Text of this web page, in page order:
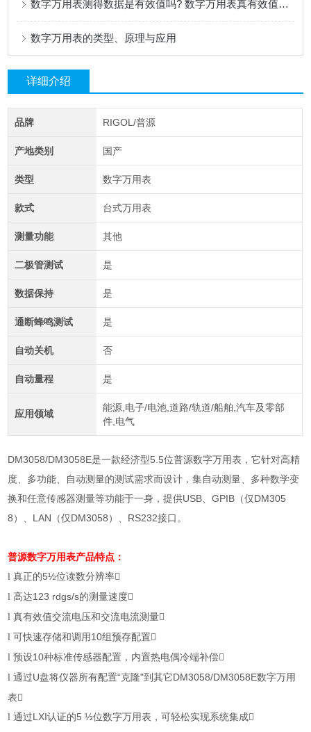
数字万用表测得数据是有效值吗? 数字万用表真有效值是什么意思?
数字万用表的类型、原理与应用
详细介绍
品牌 RIGOL/普源
产地类别 国产
类型 数字万用表
款式 台式万用表
测量功能 其他
二极管测试 是
数据保持 是
通断蜂鸣测试 是
自动关机 否
自动量程 是
应用领域
能源,电子/电池,道路/轨道/船舶,汽车及零部
件,电气
DM3058/DM3058E是一款经济型5.5位普源数字万用表，它针对高精
度、多功能、自动测量的测试需求而设计，集自动测量、多种数学变
换和任意传感器测量等功能于一身，提供USB、GPIB（仅DM305
8）、LAN（仅DM3058）、RS232接口。
普源数字万用表产品特点：
l 真正的5½位读数分辨率
l 高达123 rdgs/s的测量速度
l 真有效值交流电压和交流电流测量
l 可快速存储和调用10组预存配置
l 预设10种标准传感器配置，内置热电偶冷端补偿
l 通过U盘将仪器所有配置“克隆"到其它DM3058/DM3058E数字万用
表
l 通过LXI认证的5 ½位数字万用表，可轻松实现系统集成